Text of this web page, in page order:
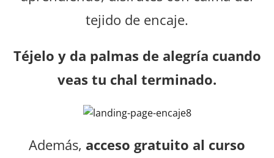
tejido de encaje.
Téjelo y da palmas de alegría cuando
veas tu chal terminado.
Además, acceso gratuito al curso